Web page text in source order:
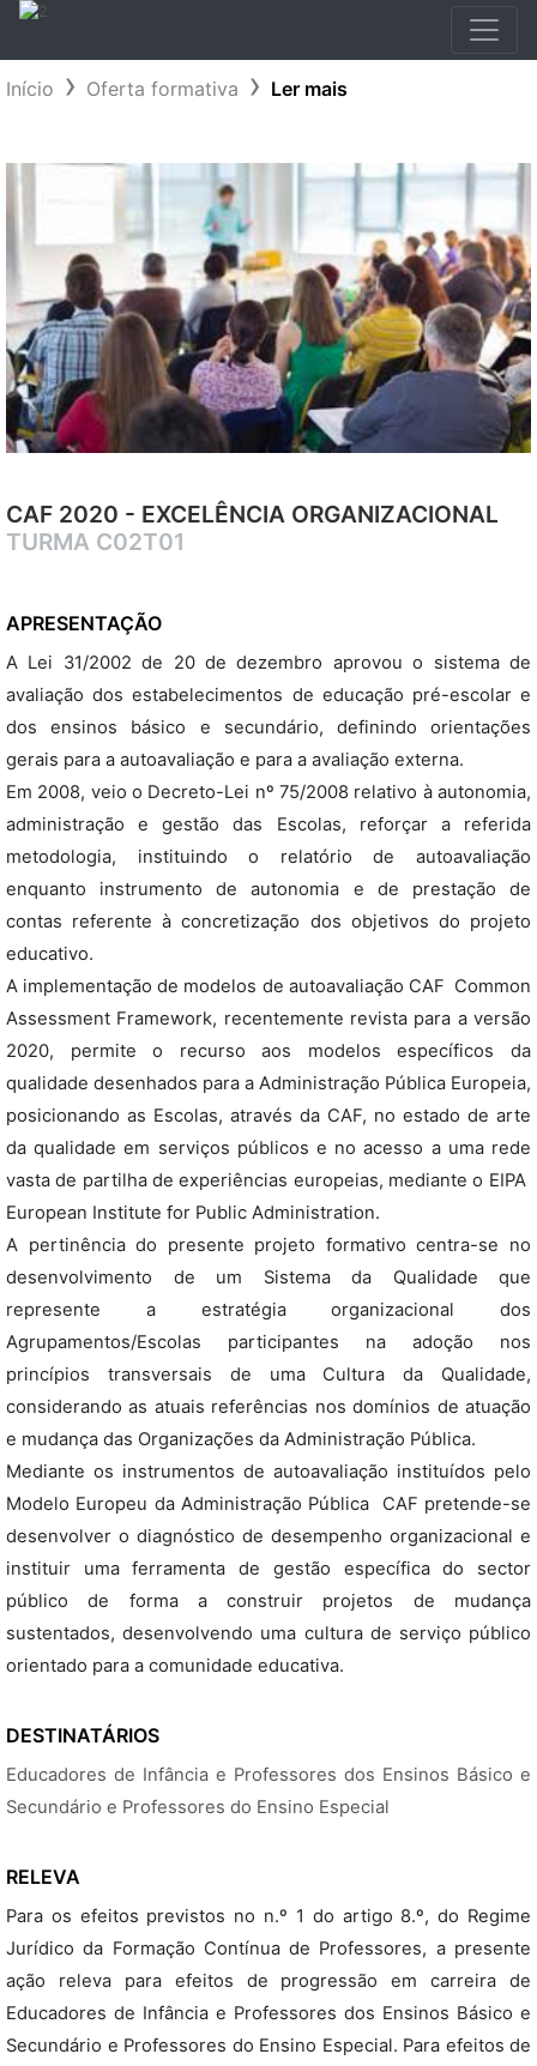
Início Oferta formativa Ler mais
CAF 2020 - EXCELÊNCIA ORGANIZACIONAL
TURMA C02T01
APRESENTAÇÃO
A Lei 31/2002 de 20 de dezembro aprovou o sistema de
avaliação dos estabelecimentos de educação pré-escolar e
dos ensinos básico e secundário, definindo orientações
gerais para a autoavaliação e para a avaliação externa.
Em 2008, veio o Decreto-Lei nº 75/2008 relativo à autonomia,
administração e gestão das Escolas, reforçar a referida
metodologia, instituindo o relatório de autoavaliação
enquanto instrumento de autonomia e de prestação de
contas referente à concretização dos objetivos do projeto
educativo.
A implementação de modelos de autoavaliação CAF  Common
Assessment Framework, recentemente revista para a versão
2020, permite o recurso aos modelos específicos da
qualidade desenhados para a Administração Pública Europeia,
posicionando as Escolas, através da CAF, no estado de arte
da qualidade em serviços públicos e no acesso a uma rede
vasta de partilha de experiências europeias, mediante o EIPA 
European Institute for Public Administration.
A pertinência do presente projeto formativo centra-se no
desenvolvimento de um Sistema da Qualidade que
represente a estratégia organizacional dos
Agrupamentos/Escolas participantes na adoção nos
princípios transversais de uma Cultura da Qualidade,
considerando as atuais referências nos domínios de atuação
e mudança das Organizações da Administração Pública.
Mediante os instrumentos de autoavaliação instituídos pelo
Modelo Europeu da Administração Pública  CAF pretende-se
desenvolver o diagnóstico de desempenho organizacional e
instituir uma ferramenta de gestão específica do sector
público de forma a construir projetos de mudança
sustentados, desenvolvendo uma cultura de serviço público
orientado para a comunidade educativa.
DESTINATÁRIOS
Educadores de Infância e Professores dos Ensinos Básico e
Secundário e Professores do Ensino Especial
RELEVA
Para os efeitos previstos no n.º 1 do artigo 8.º, do Regime
Jurídico da Formação Contínua de Professores, a presente
ação releva para efeitos de progressão em carreira de
Educadores de Infância e Professores dos Ensinos Básico e
Secundário e Professores do Ensino Especial. Para efeitos de